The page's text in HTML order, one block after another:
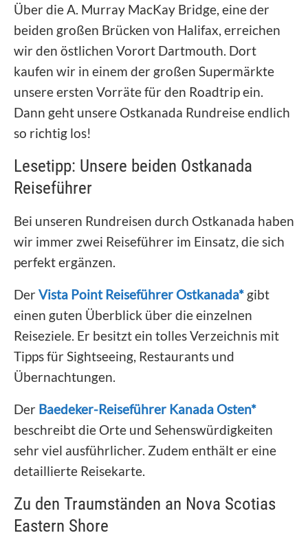
Über die A. Murray MacKay Bridge, eine der
beiden großen Brücken von Halifax, erreichen
wir den östlichen Vorort Dartmouth. Dort
kaufen wir in einem der großen Supermärkte
unsere ersten Vorräte für den Roadtrip ein.
Dann geht unsere Ostkanada Rundreise endlich
so richtig los!
Lesetipp: Unsere beiden Ostkanada
Reiseführer
Bei unseren Rundreisen durch Ostkanada haben
wir immer zwei Reiseführer im Einsatz, die sich
perfekt ergänzen.
DerVista Point Reiseführer Ostkanada* gibt
einen guten Überblick über die einzelnen
Reiseziele. Er besitzt ein tolles Verzeichnis mit
Tipps für Sightseeing, Restaurants und
Übernachtungen.
Der Baedeker-Reiseführer Kanada Osten*
beschreibt die Orte und Sehenswürdigkeiten
sehr viel ausführlicher. Zudem enthält er eine
detaillierte Reisekarte.
Zu den Traumständen an Nova Scotias
Eastern Shore